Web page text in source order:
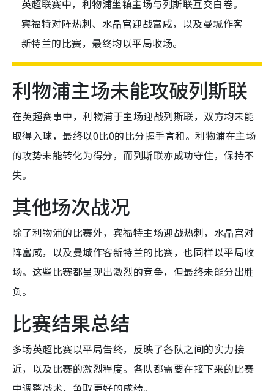
英超联赛中，利物浦坐镇主场与列斯联互交白卷。
宾福特对阵热刺、水晶宫迎战富咸，以及曼城作客
新特兰的比赛，最终均以平局收场。
利物浦主场未能攻破列斯联
在英超赛事中，利物浦于主场迎战列斯联，双方均未能
取得入球，最终以0比0的比分握手言和。利物浦在主场
的攻势未能转化为得分，而列斯联亦成功守住，保持不
失。
其他场次战况
除了利物浦的比赛外，宾福特主场迎战热刺，水晶宫对
阵富咸，以及曼城作客新特兰的比赛，也同样以平局收
场。这些比赛都呈现出激烈的竞争，但最终未能分出胜
负。
比赛结果总结
多场英超比赛以平局告终，反映了各队之间的实力接
近，以及比赛的激烈程度。各队都需要在接下来的比赛